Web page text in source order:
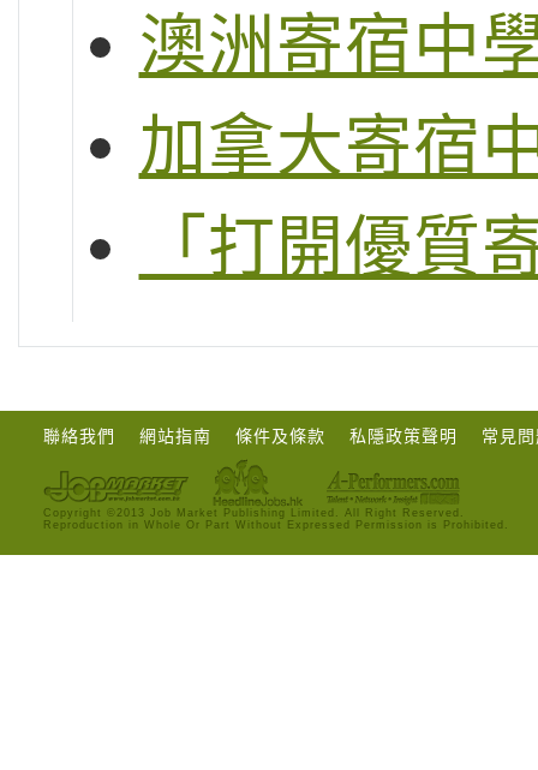
澳洲寄宿中
加拿大寄宿
「打開優質
聯絡我們 網站指南 條件及條款 私隱政策聲明 常見
Copyright ©2013 Job Market Publishing Limited. All Right Reserved.
Reproduction in Whole Or Part Without Expressed Permission is Prohibited.